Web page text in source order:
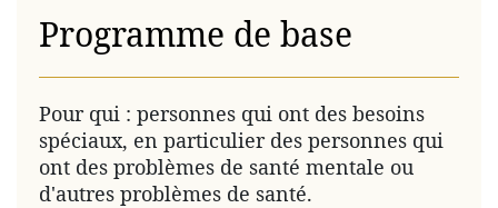
Programme de base
Pour qui : personnes qui ont des besoins
spéciaux, en particulier des personnes qui
ont des problèmes de santé mentale ou
d'autres problèmes de santé.